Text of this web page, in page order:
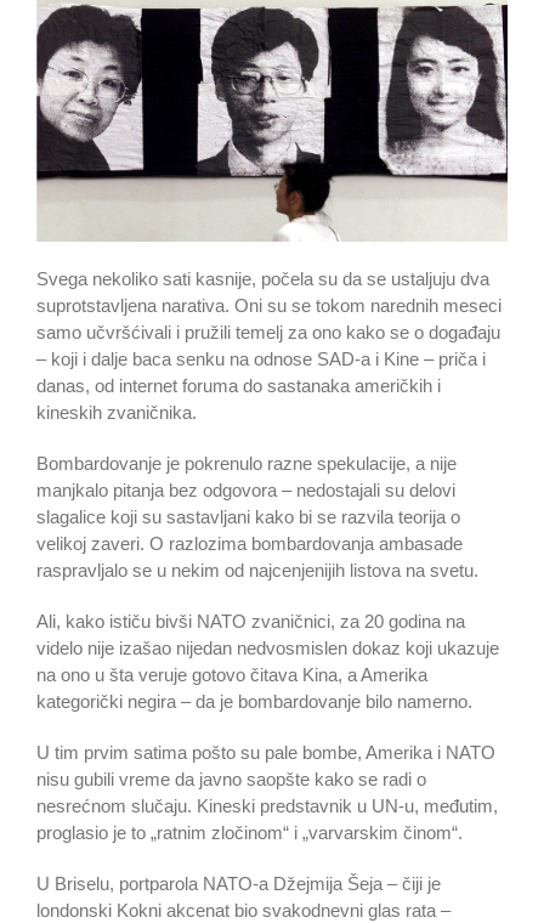
Svega nekoliko sati kasnije, počela su da se ustaljuju dva
suprotstavljena narativa. Oni su se tokom narednih meseci
samo učvršćivali i pružili temelj za ono kako se o događaju
– koji i dalje baca senku na odnose SAD-a i Kine – priča i
danas, od internet foruma do sastanaka američkih i
kineskih zvaničnika.
Bombardovanje je pokrenulo razne spekulacije, a nije
manjkalo pitanja bez odgovora – nedostajali su delovi
slagalice koji su sastavljani kako bi se razvila teorija o
velikoj zaveri. O razlozima bombardovanja ambasade
raspravljalo se u nekim od najcenjenijih listova na svetu.
Ali, kako ističu bivši NATO zvaničnici, za 20 godina na
videlo nije izašao nijedan nedvosmislen dokaz koji ukazuje
na ono u šta veruje gotovo čitava Kina, a Amerika
kategorički negira – da je bombardovanje bilo namerno.
U tim prvim satima pošto su pale bombe, Amerika i NATO
nisu gubili vreme da javno saopšte kako se radi o
nesrećnom slučaju. Kineski predstavnik u UN-u, međutim,
proglasio je to „ratnim zločinom“ i „varvarskim činom“.
U Briselu, portparola NATO-a Džejmija Šeja – čiji je
londonski Kokni akcenat bio svakodnevni glas rata –